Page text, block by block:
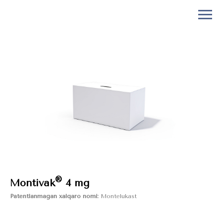
Montivak® 4 mg
Patentlanmagan xalqaro nomi: Montelukast